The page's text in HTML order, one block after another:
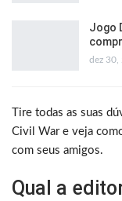
Jogo
dez 30,
Tire todas as suas
Civil War e veja
com seus amigos.
Qual a